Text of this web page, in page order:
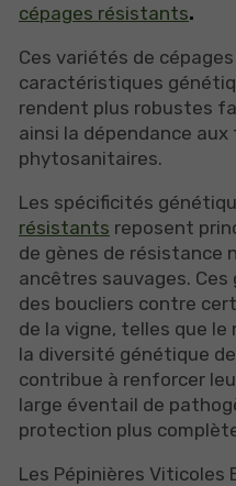
cépages résistants.
Ces variétés de
caractéristiques
rendent plus robustes
ainsi la dépendance
phytosanitaires.
Les spécificités
résistants reposent
de gènes de résistance
ancêtres sauvages.
des boucliers contre
de la vigne, telles que le
la diversité génétique
contribue à renforcer
large éventail de
protection plus
Les Pépinières Viticoles